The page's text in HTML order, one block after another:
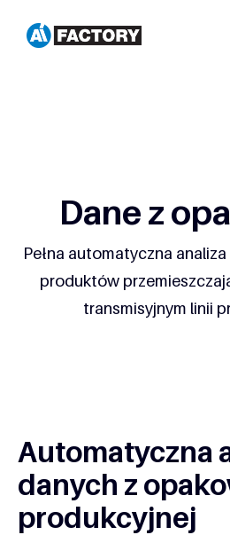
Dane z
Pełna automatyczna
produktów
transmisyjnym linii
Automatyczna
danych z
produkcyjnej